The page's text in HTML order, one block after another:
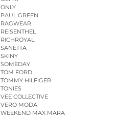
ONLY
PAUL GREEN
RAGWEAR
REISENTHEL
RICHROYAL
SANETTA
SKINY
SOMEDAY
TOM FORD
TOMMY HILFIGER
TONIES
VEE COLLECTIVE
VERO MODA
WEEKEND MAX MARA